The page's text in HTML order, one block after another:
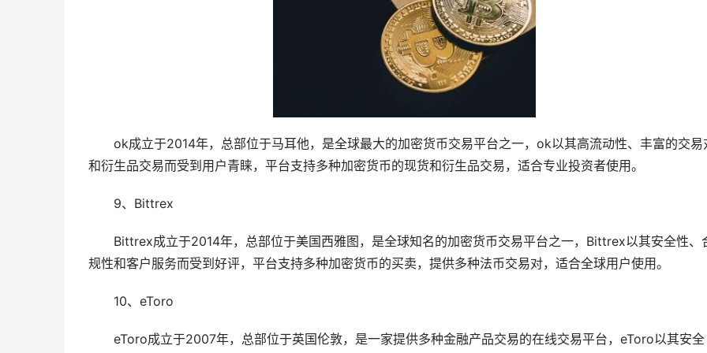
ok成立于2014年，总部位于马耳他，是全球最大的加密货币交易平台之一，ok以其高流动性、丰富的交易
和衍生品交易而受到用户青睐，平台支持多种加密货币的现货和衍生品交易，适合专业投资者使用。
9、Bittrex
Bittrex成立于2014年，总部位于美国西雅图，是全球知名的加密货币交易平台之一，Bittrex以其安全性、
规性和客户服务而受到好评，平台支持多种加密货币的买卖，提供多种法币交易对，适合全球用户使用。
10、eToro
eToro成立于2007年，总部位于英国伦敦，是一家提供多种金融产品交易的在线交易平台，eToro以其安全